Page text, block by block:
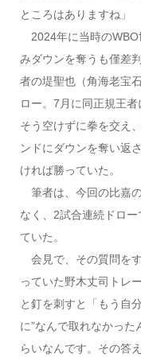
ところはありますね」
2024年に当時のWBO
みダウンを奪うも僅差
者の堤聖也（角海老宝
ロー。7月に同正規王
そう空けずに拳を交え
ンドにダウンを奪い返
ければ勝っていた。
筆者は、今回の比嘉
なく、2試合連続ドロ
ていた。
会見で、その質問を
っていた野木丈司トレ
と釘を刺すと「もう自
に”なんで取れなかった
らいなんです。その答